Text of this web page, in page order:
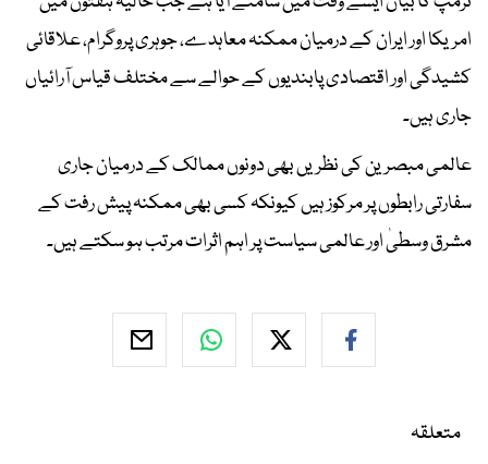
امریکا اور ایران کے درمیان ممکنہ معاہدے، جوہری پروگرام، علاقائی
کشیدگی اور اقتصادی پابندیوں کے حوالے سے مختلف قیاس آرائیاں
جاری ہیں۔
عالمی مبصرین کی نظریں بھی دونوں ممالک کے درمیان جاری
سفارتی رابطوں پر مرکوز ہیں کیونکہ کسی بھی ممکنہ پیش رفت کے
مشرق وسطیٰ اور عالمی سیاست پر اہم اثرات مرتب ہو سکتے ہیں۔
متعلقہ